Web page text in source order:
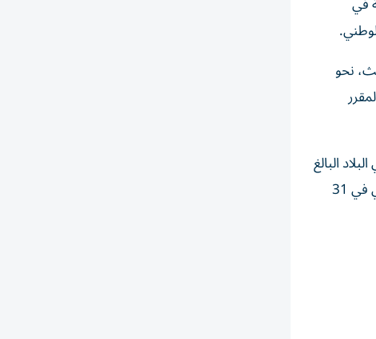
نحو
المقرر
العام في البلاد البالغ
5998 جنيهاً إسترلينياً، وهو ما جعل استمرار تشغيل المنشأة أمراً مستحيلاً من الناحية الاقتصادية، ليتحدد تاريخ الإغلاق الرسمي في 31